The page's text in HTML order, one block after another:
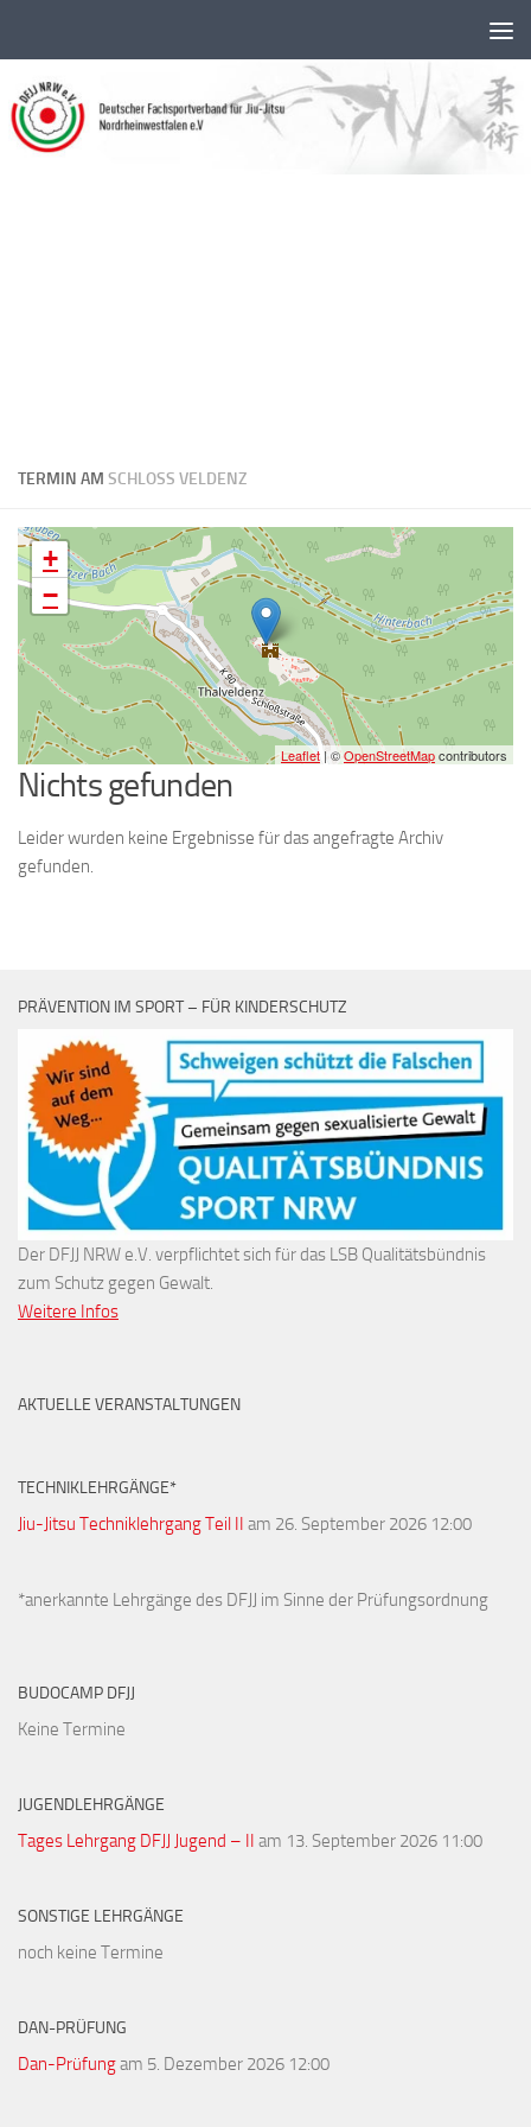
TERMIN AM SCHLOSS VELDENZ
+
−
Leaflet | ©OpenStreetMapcontributors
Nichts gefunden
Leider wurden keine Ergebnisse für das angefragte Archiv
gefunden.
PRÄVENTION IM SPORT – FÜR KINDERSCHUTZ
Der DFJJ NRW e.V. verpflichtet sich für das LSB Qualitätsbündnis
zum Schutz gegen Gewalt.
Weitere Infos
AKTUELLE VERANSTALTUNGEN
TECHNIKLEHRGÄNGE*
Jiu-Jitsu Techniklehrgang Teil II am 26. September 2026 12:00
*anerkannte Lehrgänge des DFJJ im Sinne der Prüfungsordnung
BUDOCAMP DFJJ
Keine Termine
JUGENDLEHRGÄNGE
Tages Lehrgang DFJJ Jugend – II am 13. September 2026 11:00
SONSTIGE LEHRGÄNGE
noch keine Termine
DAN-PRÜFUNG
Dan-Prüfungam 5. Dezember 2026 12:00